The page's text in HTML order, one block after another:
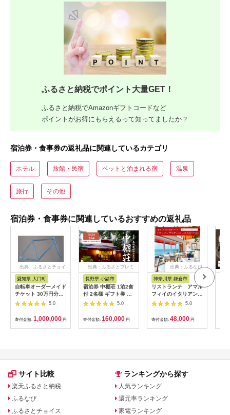
ふるさと納税でポイント大量GET！
ふるさと納税でAmazonギフトコードなど
ポイントがお得にもらえるって知ってましたか？
宿泊券・食事券の返礼品に関連しているカテゴリ
ホテル 旅館・民宿 ペットと泊まれる宿 温泉
旅行 その他
宿泊券・食事券に関連しているおすすめの返礼品
出典：ふるさとチョイ
愛知県 大口町
自転車オーダーメイド
チケット 30万円分
【1360365】
5.0
寄付金額: 1,000,000 円
出典：ふるさとプレミ
長野県 小諸市
宿泊券 中棚荘 1泊2食
付 2名様 ギフト券 チ
ケット 券 宿泊 旅行
5.0
寄付金額: 160,000 円
出典：ふるなび
神奈川県 鎌倉市
リストランテ アマル
フィイのイタリアンデ
ィナーコースA ペア
5.0
寄付金額: 48,000 円
サイト比較
楽天ふるさと納税
ふるなび
ふるさとチョイス
ランキングから探す
人気ランキング
還元率ランキング
家電ランキング